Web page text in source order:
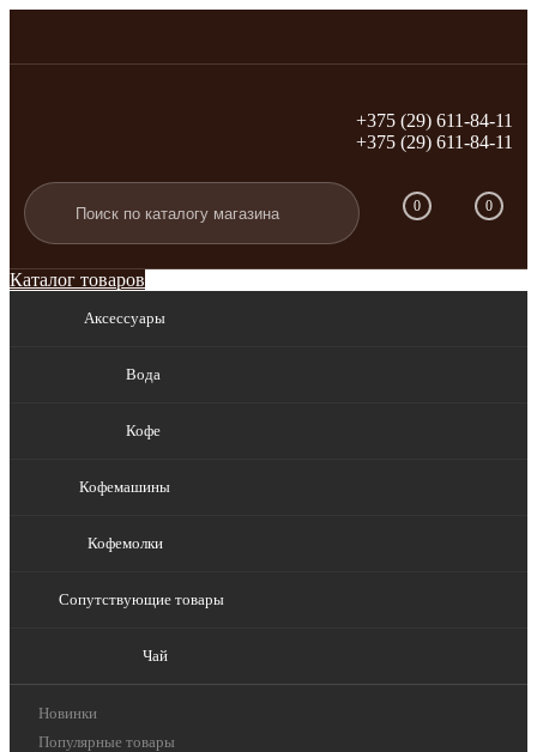
Вход Регистрация
+375 (29) 611-84-11
+375 (29) 611-84-11
0 0
Каталог товаров
Аксессуары
Вода
Кофе
Кофемашины
Кофемолки
Сопутствующие товары
Чай
Новинки
Популярные товары